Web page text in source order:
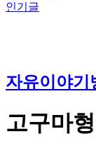
인기글
자유이야기
고구마